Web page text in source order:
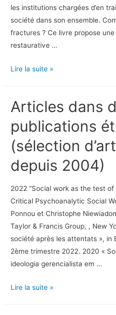
les institutions chargées d’en
société dans son ensemble.
fractures ? Ce livre propose
restaurative …
Faire
les
2024
(avec
Isabelle
Seret)
Lire la suite »
Articles dans
publications
(sélection
depuis 2004)
2022 “Social work as the test of
Critical Psychoanalytic Social
Ponnou et Christophe
Taylor & Francis Group, , New
société après les attentats », in
2ème trimestre 2022. 2020 «
ideologia gerencialista em …
Articles
Lire la suite »